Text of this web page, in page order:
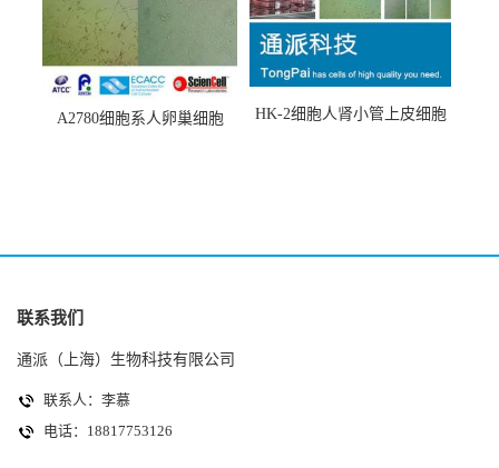
A2780细胞系人卵巢细胞
HK-2细胞人肾小管上皮细胞
联系我们
通派（上海）生物科技有限公司
联系人：李慕
电话：18817753126